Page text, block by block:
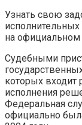
Узнать свою
на официальном
Судебными
которых входит
исполнения
Федеральная
официально